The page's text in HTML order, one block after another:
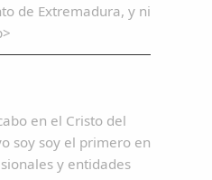
de Extremadura, y ni
en el Cristo del
soy soy el primero en
y entidades